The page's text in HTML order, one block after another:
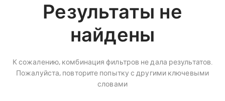
Результаты не
найдены
К сожалению, комбинация фильтров не дала результатов.
Пожалуйста, повторите попытку с другими ключевыми
словами